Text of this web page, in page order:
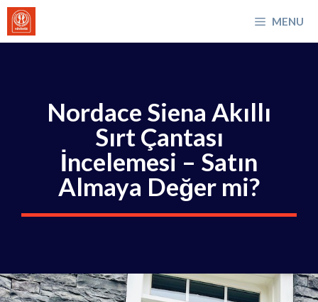
İçeriğe
atla
MENU
Nordace Siena Akıllı
Sırt Çantası
İncelemesi – Satın
Almaya Değer mi?